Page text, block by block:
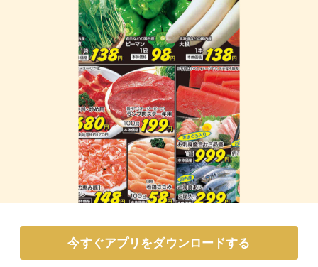
今すぐアプリをダウンロードする